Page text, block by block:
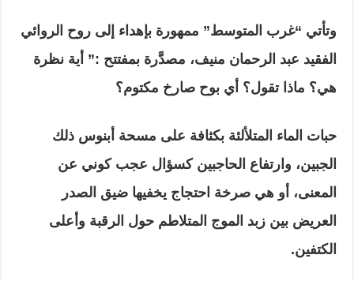
وتأتي “غرب المتوسط” ممهورة بإهداء إلى روح الروائي
الفقيد عبد الرحمان منيف، مصدَّرة بمفتتح :” أية نظرة
هي؟ ماذا تقول؟ أي بوح صارخ مكتوم؟
حبات الماء المتلألئة بكثافة على مسحة أبنوس ذلك
الجبين، وارتفاع الحاجبين كسؤال عجب كوني عن
المعنى، أو هي صرخة احتجاج يخفيها ضيق الصدر
العريض بين زبد الموج المتلاطم حول الرقبة وأعلى
الكتفين.